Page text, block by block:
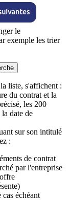
le
exemple les trier
liste, s'affichent :
du contrat et la
les 200
date de
sur son intitulé
:
de contrat
par l'entreprise
échéant